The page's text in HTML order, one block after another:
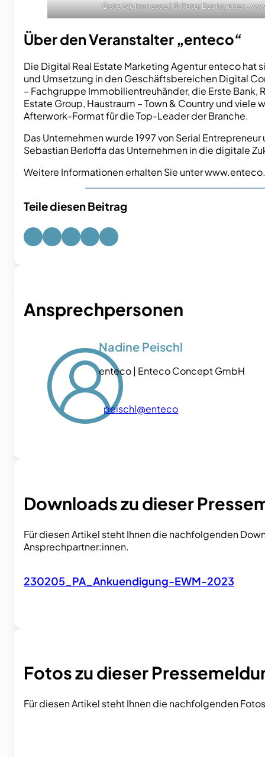
Erste Wohnmesse | © Peter Buchgraber –
Über den Veranstalter „enteco“
Die Digital Real Estate Marketing Agentur enteco
und Umsetzung in den Geschäftsbereichen Digital
– Fachgruppe Immobilientreuhänder, die Erste Bank,
Estate Group, Haustraum – Town & Country und
Afterwork-Format für die Top-Leader der Branche.
Das Unternehmen wurde 1997 von Serial
Sebastian Berloffa das Unternehmen in die digitale
Weitere Informationen erhalten Sie unter
Teile diesen Beitrag
Ansprechpersonen
Nadine Peischl
enteco | Enteco Concept GmbH
peischl@enteco
Downloads zu dieser
Für diesen Artikel steht Ihnen die nachfolgenden
Ansprechpartner:innen.
230205_PA_Ankuendigung-EWM-2023
Fotos zu dieser
Für diesen Artikel steht Ihnen die nachfolgenden